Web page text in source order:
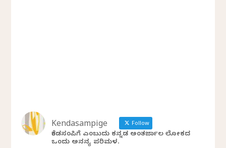
Kendasampige Follow
ಕೆಂಡಸಂಪಿಗೆ ಎಂಬುದು ಕನ್ನಡ ಅಂತರ್ಜಾಲ ಲೋಕದ
ಒಂದು ಅನನ್ಯ ಪರಿಮಳ.